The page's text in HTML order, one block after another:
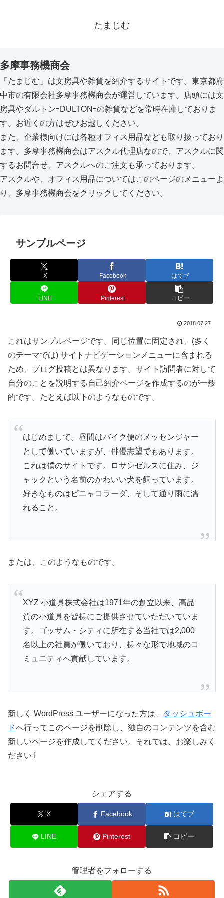
たまじむ
多摩事務機商会
「たまじむ」は文房具や雑貨を紹介するサイトです。東京都府
中市の有限会社多摩事務機商会が運営しています。店頭には文
房具やダルトンｰDULTONｰの雑貨などを常時在庫しておりま
す。お近くの方はぜひお越しください。
また、企業様向けには各種オフィス用品なども取り扱っており
ます。多摩事務機商会はアスクル代理店なので、アスクルに関
するお問合せ、アスクルへのご注文も承っております。
アスクルや、オフィス用品についてはこのページのメニューよ
り、多摩事務機商会をクリックしてください。
サンプルページ
X Facebook はてブ
LINE Pinterest コピー
2018.07.27
これはサンプルページです。同じ位置に固定され、(多く
のテーマでは) サイトナビゲーションメニューに含まれる
ため、ブログ投稿とは異なります。サイト訪問者に対して
自分のことを説明する自己紹介ページを作成するのが一般
的です。たとえば以下のようなものです。
はじめまして。昼間はバイク便のメッセンジャー
として働いていますが、俳優志望でもあります。
これは僕のサイトです。ロサンゼルスに住み、ジ
ャックという名前のかわいい犬を飼っています。
好きなものはピニャコラーダ、そして通り雨に濡
れること。
または、このようなものです。
XYZ 小道具株式会社は1971年の創立以来、高品
質の小道具を皆様にご提供させていただいていま
す。ゴッサム・シティに所在する当社では2,000
名以上の社員が働いており、様々な形で地域のコ
ミュニティへ貢献しています。
新しく WordPress ユーザーになった方は、
ダッシュボー
ドへ行ってこのページを削除し、独自のコンテンツを含む
新しいページを作成してください。それでは、お楽しみく
ださい !
シェアする
X Facebook はてブ
LINE Pinterest コピー
管理者をフォローする